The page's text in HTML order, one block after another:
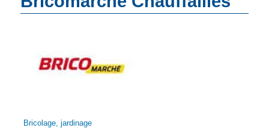
Bricolage, jardinage